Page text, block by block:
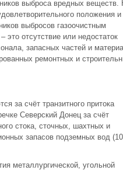
выброса вредных веществ.
положения и
выбросов газоочистным
отсутствие или недостаток
запасных частей и
ремонтных и
за счёт транзитного притока
Северский Донец за счёт
стока, сточных, шахтных и
запасов подземных вод
металлургической, угольной